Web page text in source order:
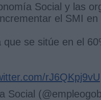
Social y las
el SMI en
se sitúe en el
rJ6QKpj9vU
Social